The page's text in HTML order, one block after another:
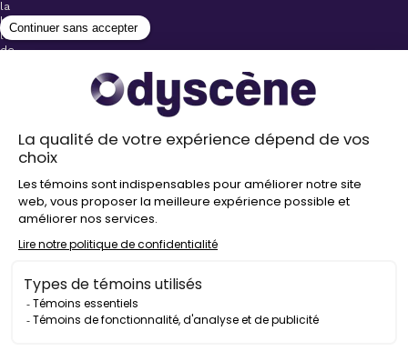
la
billetterie
lors
de
Stationnements
proximité de
nos salles
Politique de
d’auteur
2026